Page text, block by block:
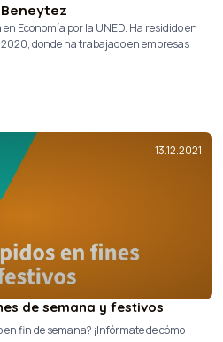
Economía por la UNED. Ha residido en
donde ha trabajado en empresas
13.12.2021
de semana y festivos
fin de semana? ¡Infórmate de cómo